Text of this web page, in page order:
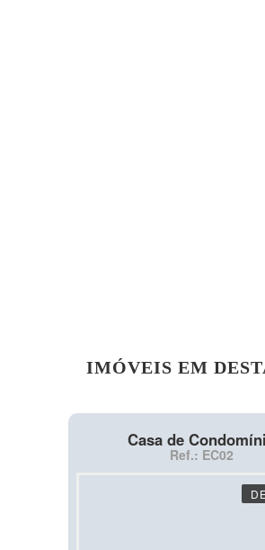
IMÓVEIS EM
Casa de
Ref.: EC02